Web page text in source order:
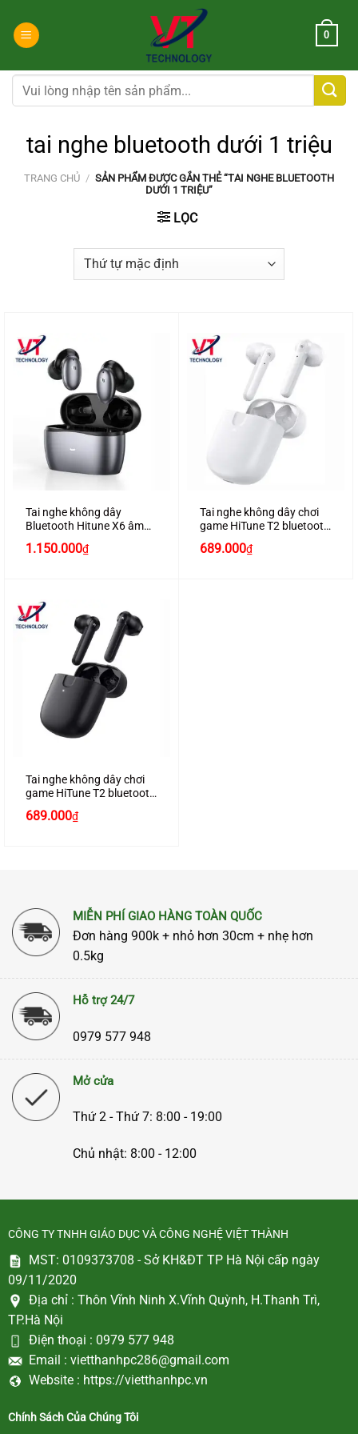
đến
dung
0
Tìm
kiếm:
tai nghe bluetooth dưới 1 triệu
TRANG CHỦ / SẢN PHẨM ĐƯỢC GẮN THẺ “TAI NGHE BLUETOOTH
DƯỚI 1 TRIỆU”
LỌC
Tai nghe không dây
Bluetooth Hitune X6 âm
hãng Ugreen 90242 màu
1.150.000₫
Tai nghe không dây chơi
game HiTune T2 bluetooth
loại bỏ tiếng ồn, chống
689.000₫
Tai nghe không dây chơi
game HiTune T2 bluetooth
loại bỏ tiếng ồn, chống
689.000₫
MIỄN PHÍ GIAO HÀNG TOÀN QUỐC
Đơn hàng 900k + nhỏ hơn 30cm + nhẹ hơn
0.5kg
Hỗ trợ 24/7
0979 577 948
Mở cửa
Thứ 2 - Thứ 7: 8:00 - 19:00
Chủ nhật: 8:00 - 12:00
CÔNG TY TNHH GIÁO DỤC VÀ CÔNG NGHỆ VIỆT THÀNH
MST: 0109373708 - Sở KH&ĐT TP Hà Nội cấp ngày
09/11/2020
Địa chỉ : Thôn Vĩnh Ninh X.Vĩnh Quỳnh, H.Thanh Trì,
TP.Hà Nội
Điện thoại : 0979 577 948
Email : vietthanhpc286@gmail.com
Website : https://vietthanhpc.vn
Chính Sách Của Chúng Tôi